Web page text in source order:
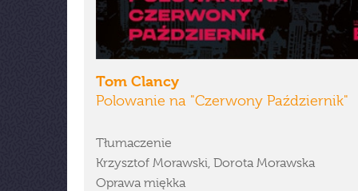
Tom Clancy
Polowanie na "Czerwony Październik"
Tłumaczenie
Krzysztof Morawski, Dorota Morawska
Oprawa miękka